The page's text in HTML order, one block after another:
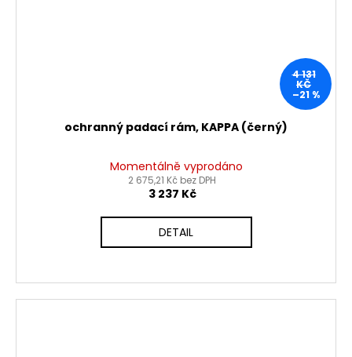
4 131
KČ
–21 %
ochranný padací rám, KAPPA (černý)
Momentálně vyprodáno
2 675,21 Kč bez DPH
3 237 Kč
DETAIL